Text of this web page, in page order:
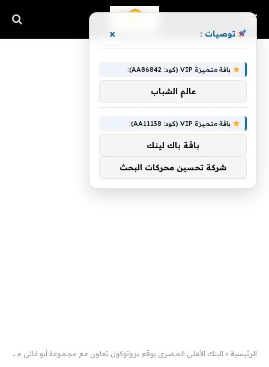
الرئيسية » البنك الأهلي المصري يوقع بروتوكول تعاون مع مجموعة أبو غالى موتورز
توصيات : ×
باقة متميزة VIP (كود: AA86842):
عالم الشباب
باقة متميزة VIP (كود: AA11138):
باقة باك لينك
شركة تحسين محركات البحث